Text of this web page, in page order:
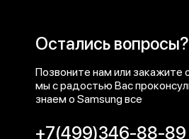
Остались вопросы?
Позвоните нам или закажите
мы с радостью Вас
знаем о Samsung все
+7(499)346-88-89